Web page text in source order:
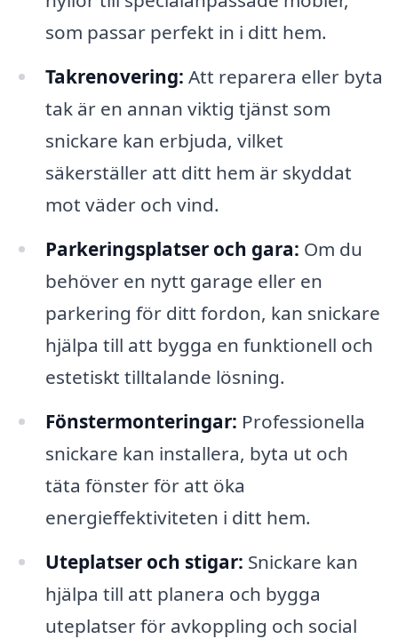
som passar perfekt in i ditt hem.
Takrenovering: Att reparera eller byta
tak är en annan viktig tjänst som
snickare kan erbjuda, vilket
säkerställer att ditt hem är skyddat
mot väder och vind.
Parkeringsplatser och gara: Om du
behöver en nytt garage eller en
parkering för ditt fordon, kan snickare
hjälpa till att bygga en funktionell och
estetiskt tilltalande lösning.
Fönstermonteringar: Professionella
snickare kan installera, byta ut och
täta fönster för att öka
energieffektiviteten i ditt hem.
Uteplatser och stigar: Snickare kan
hjälpa till att planera och bygga
uteplatser för avkoppling och social